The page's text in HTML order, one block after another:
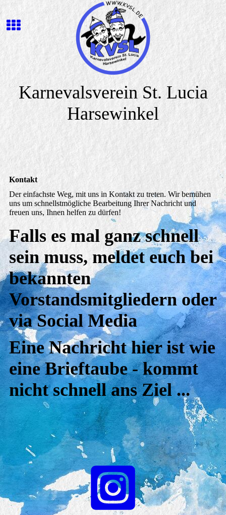
Karnevalsverein St. Lucia
Harsewinkel
Kontakt
Der einfachste Weg, mit uns in Kontakt zu treten. Wir bemühen
uns um schnellstmögliche Bearbeitung Ihrer Nachricht und
freuen uns, Ihnen helfen zu dürfen!
Falls es mal ganz schnell
sein muss, meldet euch bei
bekannten
Vorstandsmitgliedern oder
via Social Media
Eine Nachricht hier ist wie
eine Brieftaube - kommt
nicht schnell ans Ziel ...